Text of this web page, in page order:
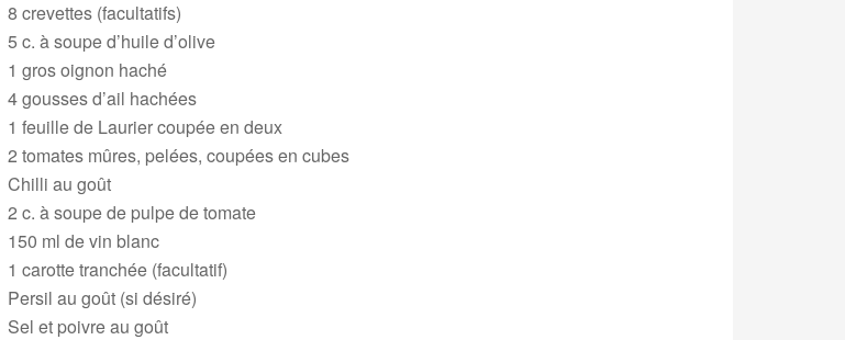
8 crevettes (facultatifs)
5 c. à soupe d’huile d’olive
1 gros oignon haché
4 gousses d’ail hachées
1 feuille de Laurier coupée en deux
2 tomates mûres, pelées, coupées en cubes
Chilli au goût
2 c. à soupe de pulpe de tomate
150 ml de vin blanc
1 carotte tranchée (facultatif)
Persil au goût (si désiré)
Sel et poivre au goût